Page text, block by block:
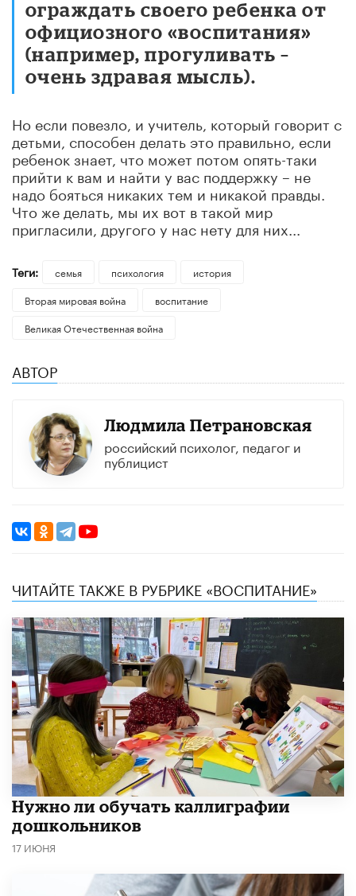
ограждать своего ребенка от
официозного «воспитания»
(например, прогуливать –
очень здравая мысль).
Но если повезло, и учитель, который говорит с
детьми, способен делать это правильно, если
ребенок знает, что может потом опять-таки
прийти к вам и найти у вас поддержку – не
надо бояться никаких тем и никакой правды.
Что же делать, мы их вот в такой мир
пригласили, другого у нас нету для них...
Теги: семья психология
история
Вторая мировая война
воспитание
Великая Отечественная война
АВТОР
Людмила Петрановская
российский психолог, педагог и
публицист
ЧИТАЙТЕ ТАКЖЕ В РУБРИКЕ «ВОСПИТАНИЕ»
Нужно ли обучать каллиграфии
дошкольников
17 ИЮНЯ